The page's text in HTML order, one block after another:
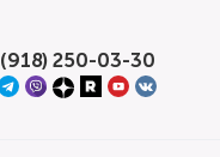
250-03-30